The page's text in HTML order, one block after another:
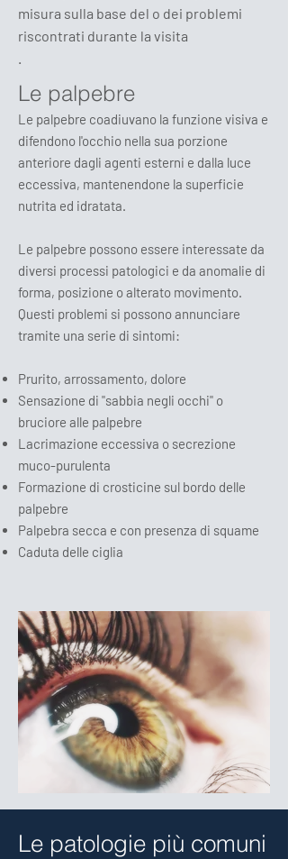
misura sulla base del o dei problemi
riscontrati durante la visita
.
Le palpebre
Le palpebre coadiuvano la funzione visiva e
difendono l'occhio nella sua porzione
anteriore dagli agenti esterni e dalla luce
eccessiva, mantenendone la superficie
nutrita ed idratata.
Le palpebre possono essere interessate da
diversi processi patologici e da anomalie di
forma, posizione o alterato movimento.
Questi problemi si possono annunciare
tramite una serie di sintomi:
Prurito, arrossamento, dolore
Sensazione di "sabbia negli occhi" o
bruciore alle palpebre
Lacrimazione eccessiva o secrezione
muco-purulenta
Formazione di crosticine sul bordo delle
palpebre
Palpebra secca e con presenza di squame
Caduta delle ciglia
Le patologie più comuni